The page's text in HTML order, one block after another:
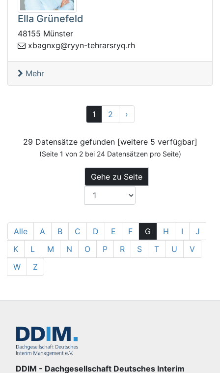
Ella Grünefeld
48155 Münster
hr.qyrsrarhet-ny
yr@gxngabx
Mehr
1 2 ›Vor
29 Datensätze gefunden [weitere 5 verfügbar]
(Seite 1 von 2 bei 24 Datensätzen pro Seite)
Gehe zu Seite
Alle A B C D E F G H I
J
K
L M N O P R S T U
V
W
Z
DDIM - Dachgesellschaft Deutsches Interim